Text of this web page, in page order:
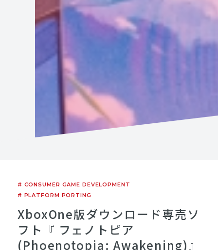
# CONSUMER GAME DEVELOPMENT
# PLATFORM PORTING
XboxOne版ダウンロード専売ソ
フト『 フェノトピア
(Phoenotopia: Awakening)』